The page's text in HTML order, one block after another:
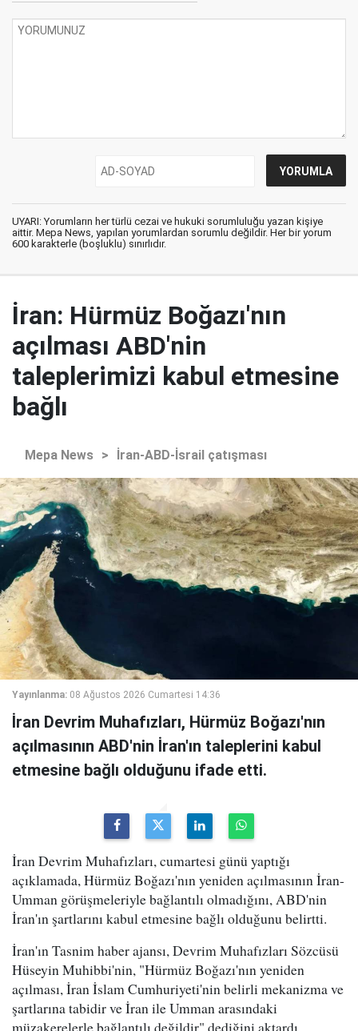
UYARI: Yorumların her türlü cezai ve hukuki sorumluluğu yazan kişiye
aittir. Mepa News, yapılan yorumlardan sorumlu değildir. Her bir yorum
600 karakterle (boşluklu) sınırlıdır.
İran: Hürmüz Boğazı'nın
açılması ABD'nin
taleplerimizi kabul etmesine
bağlı
Mepa News > İran-ABD-İsrail çatışması
Yayınlanma: 08 Ağustos 2026 Cumartesi 14:36
İran Devrim Muhafızları, Hürmüz Boğazı'nın
açılmasının ABD'nin İran'ın taleplerini kabul
etmesine bağlı olduğunu ifade etti.
İran Devrim Muhafızları, cumartesi günü yaptığı
açıklamada, Hürmüz Boğazı'nın yeniden açılmasının İran-
Umman görüşmeleriyle bağlantılı olmadığını, ABD'nin
İran'ın şartlarını kabul etmesine bağlı olduğunu belirtti.
İran'ın Tasnim haber ajansı, Devrim Muhafızları Sözcüsü
Hüseyin Muhibbi'nin, "Hürmüz Boğazı'nın yeniden
açılması, İran İslam Cumhuriyeti'nin belirli mekanizma ve
şartlarına tabidir ve İran ile Umman arasındaki
müzakerelerle bağlantılı değildir" dediğini aktardı.